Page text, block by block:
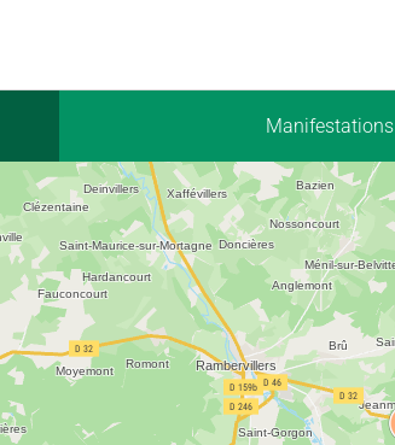
Manifestations